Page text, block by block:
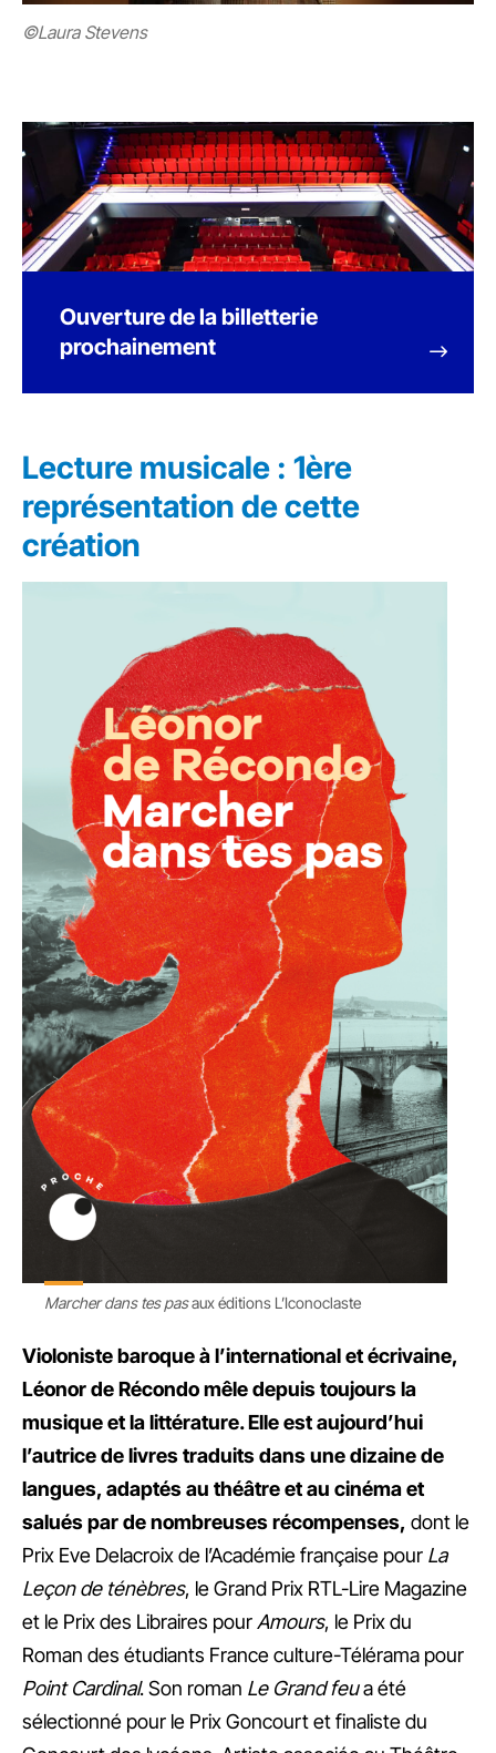
©Laura Stevens
Ouverture de la billetterie
prochainement
Lecture musicale : 1ère
représentation de cette
création
Marcher dans tes pasaux éditions L’Iconoclaste
Violoniste baroque à l’international et écrivaine,
Léonor de Récondo mêle depuis toujours la
musique et la littérature. Elle est aujourd’hui
l’autrice de livres traduits dans une dizaine de
langues, adaptés au théâtre et au cinéma et
salués par de nombreuses récompenses, dont le
Prix Eve Delacroix de l’Académie française pour La
Leçon de ténèbres, le Grand Prix RTL-Lire Magazine
et le Prix des Libraires pourAmours, le Prix du
Roman des étudiants France culture-Télérama pour
Point Cardinal. Son roman Le Grand feua été
sélectionné pour le Prix Goncourt et finaliste du